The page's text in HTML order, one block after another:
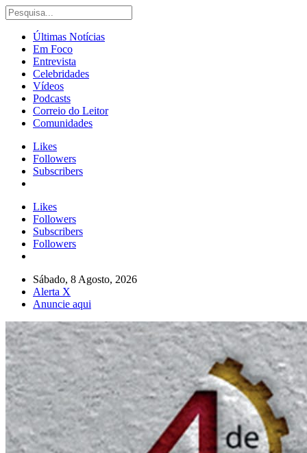
Últimas Notícias
Em Foco
Entrevista
Celebridades
Vídeos
Podcasts
Correio do Leitor
Comunidades
Likes
Followers
Subscribers
Likes
Followers
Subscribers
Followers
Sábado, 8 Agosto, 2026
Alerta X
Anuncie aqui